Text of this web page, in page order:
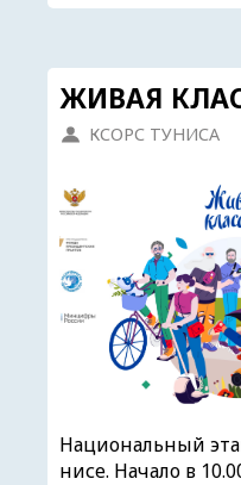
ЖИВАЯ
КСОРС ТУНИСА
Национальный
нисе. Начало в